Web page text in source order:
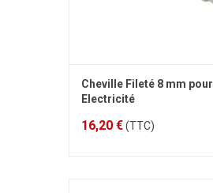
Cheville Fileté 8 mm pour
Electricité
16,20 €(TTC)